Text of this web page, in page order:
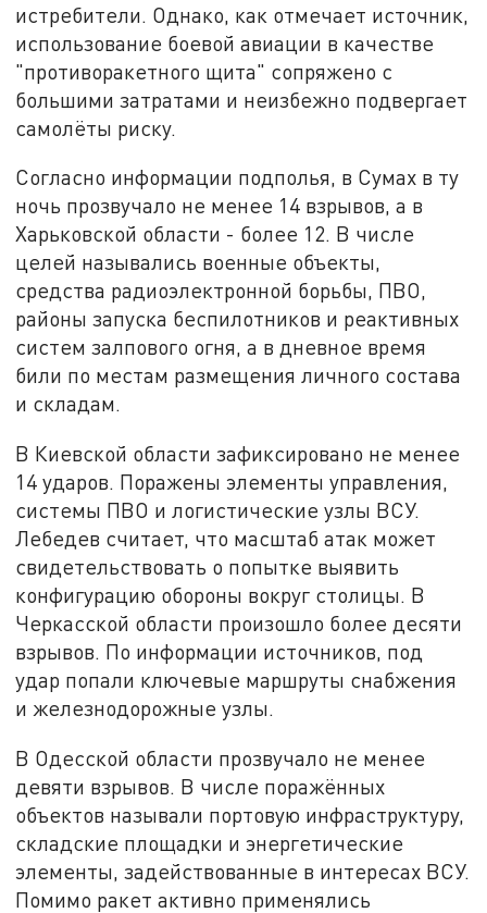
истребители. Однако, как отмечает источник,
использование боевой авиации в качестве
"противоракетного щита" сопряжено с
большими затратами и неизбежно подвергает
самолёты риску.
Согласно информации подполья, в Сумах в ту
ночь прозвучало не менее 14 взрывов, а в
Харьковской области - более 12. В числе
целей назывались военные объекты,
средства радиоэлектронной борьбы, ПВО,
районы запуска беспилотников и реактивных
систем залпового огня, а в дневное время
били по местам размещения личного состава
и складам.
В Киевской области зафиксировано не менее
14 ударов. Поражены элементы управления,
системы ПВО и логистические узлы ВСУ.
Лебедев считает, что масштаб атак может
свидетельствовать о попытке выявить
конфигурацию обороны вокруг столицы. В
Черкасской области произошло более десяти
взрывов. По информации источников, под
удар попали ключевые маршруты снабжения
и железнодорожные узлы.
В Одесской области прозвучало не менее
девяти взрывов. В числе поражённых
объектов называли портовую инфраструктуру,
складские площадки и энергетические
элементы, задействованные в интересах ВСУ.
Помимо ракет активно применялись